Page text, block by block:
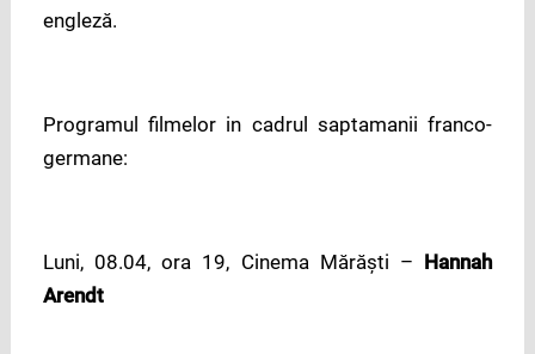
engleză.
Programul filmelor in cadrul saptamanii franco-
germane:
Luni, 08.04, ora 19, Cinema Mărăşti – Hannah
Arendt